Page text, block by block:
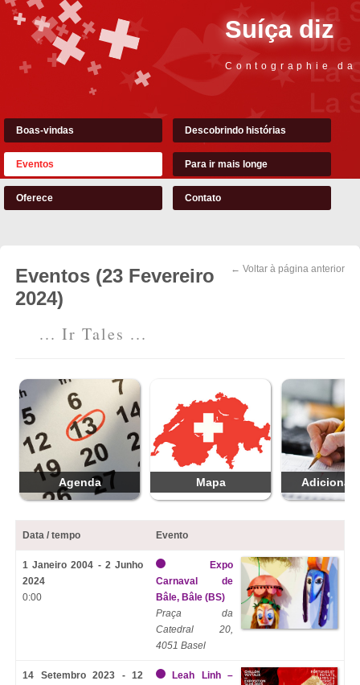
Suíça diz
Contographie
Boas-vindas Descobrindo histórias
Eventos Para ir mais longe
Oferece Contato
← Voltar à página anterior
Eventos (23 Fevereiro
2024)
... Ir Tales ...
Agenda Mapa Adicionar
Data / tempo Evento
1 Janeiro 2004 - 2 Junho
2024
0:00
Expo
Carnaval de
Bâle, Bâle (BS)
Praça da
Catedral 20,
4051 Basel
14 Setembro 2023 - 12
Leah Linh –